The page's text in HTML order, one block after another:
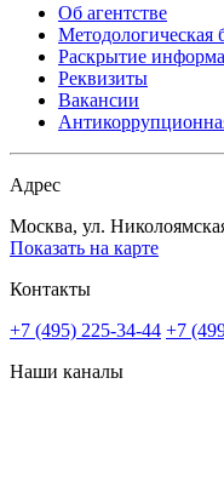
Об агентстве
Методологическая
Раскрытие
Реквизиты
Вакансии
Адрес
Москва, ул.
Показать на карте
Контакты
+7 (495) 225-34-44 +7
Наши каналы